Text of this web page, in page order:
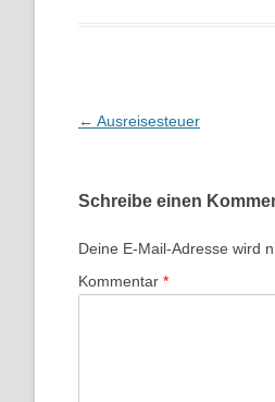
Beitragsnavigation
← Ausreisesteuer
Schreibe einen
Deine E-Mail-Adresse wird
Kommentar *